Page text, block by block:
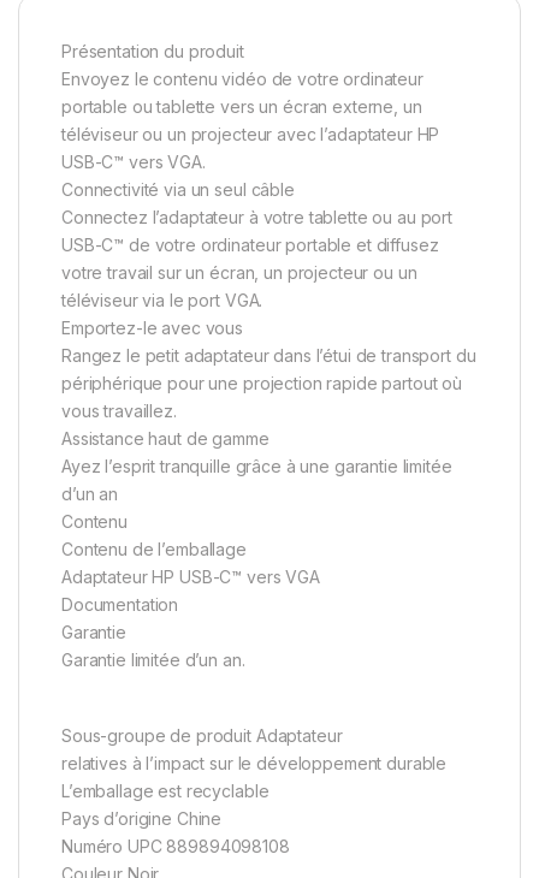
Présentation du produit
Envoyez le contenu vidéo de votre ordinateur
portable ou tablette vers un écran externe, un
téléviseur ou un projecteur avec l’adaptateur HP
USB-C™ vers VGA.
Connectivité via un seul câble
Connectez l’adaptateur à votre tablette ou au port
USB-C™ de votre ordinateur portable et diffusez
votre travail sur un écran, un projecteur ou un
téléviseur via le port VGA.
Emportez-le avec vous
Rangez le petit adaptateur dans l’étui de transport du
périphérique pour une projection rapide partout où
vous travaillez.
Assistance haut de gamme
Ayez l’esprit tranquille grâce à une garantie limitée
d’un an
Contenu
Contenu de l’emballage
Adaptateur HP USB-C™ vers VGA
Documentation
Garantie
Garantie limitée d’un an.
Sous-groupe de produit Adaptateur
relatives à l’impact sur le développement durable
L’emballage est recyclable
Pays d’origine Chine
Numéro UPC 889894098108
Couleur Noir